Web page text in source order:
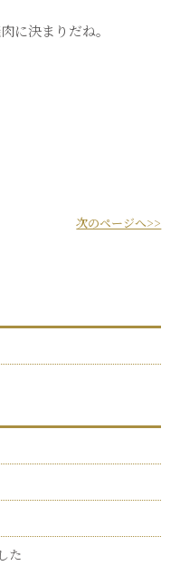
に決まりだね。
次のページへ>>
た